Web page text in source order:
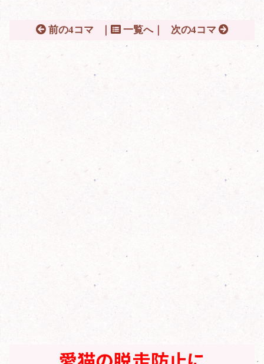
前の4コマ 一覧へ｜ 次の4コマ